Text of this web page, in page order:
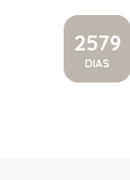
2579
DIAS